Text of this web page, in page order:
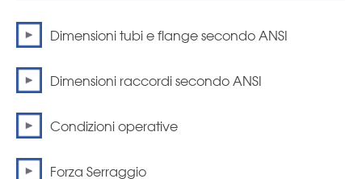
Dimensioni tubi e flange secondo ANSI
Dimensioni raccordi secondo ANSI
Condizioni operative
Forza Serraggio